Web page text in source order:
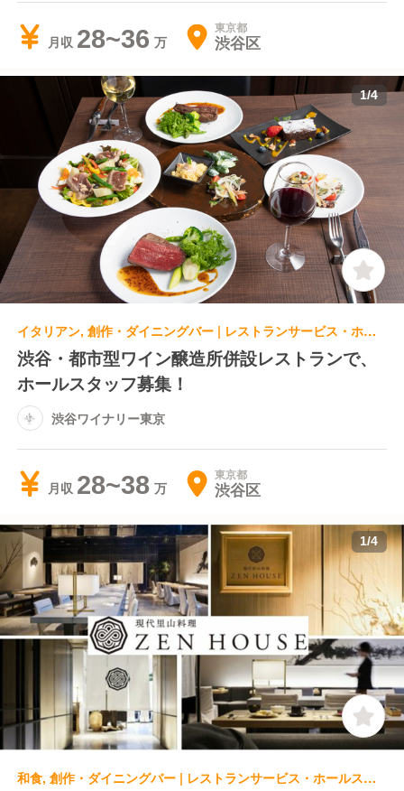
月収 28~36 東京都
渋谷区
1/4
イタリアン, 創作・ダイニングバー | レストランサービス・ホールスタッフ | 渋谷ワイナリー東京
渋谷・都市型ワイン醸造所併設レストランで、
ホールスタッフ募集！
渋谷ワイナリー東京
月収 28~38 東京都
渋谷区
1/4
和食, 創作・ダイニングバー | レストランサービス・ホールスタッフ | 現代里山料理ZEN HOUSE 現在里山料理ZEN HOUSE